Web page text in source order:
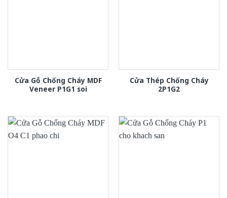
Cửa Gỗ Chống Cháy MDF
Veneer P1G1 soi
Cửa Thép Chống Cháy
2P1G2